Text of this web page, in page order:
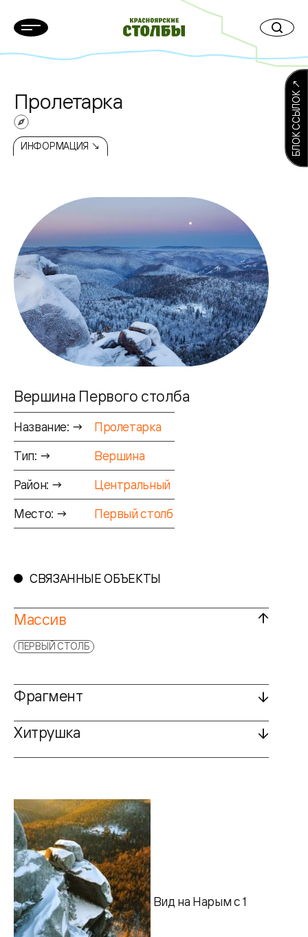
Пролетарка
ИНФОРМАЦИЯ ↘
Вершина Первого столба
Название: →
Пролетарка
Тип: →
Вершина
Район: →
Центральный
Место: →
Первый столб
СВЯЗАННЫЕ ОБЪЕКТЫ
Массив
ПЕРВЫЙ СТОЛБ
Фрагмент
Хитрушка
Вид на Нарым с 1
БЛОК ССЫЛОК ↗